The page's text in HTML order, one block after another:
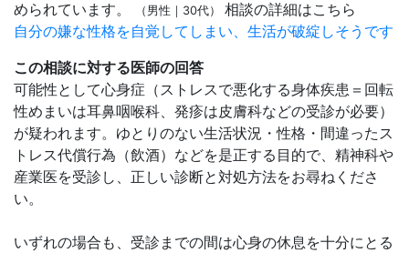
められています。
（男性｜30代） 相談の詳細はこちら
自分の嫌な性格を自覚してしまい、生活が破綻しそうです
この相談に対する医師の回答
可能性として心身症（ストレスで悪化する身体疾患＝回転
性めまいは耳鼻咽喉科、発疹は皮膚科などの受診が必要）
が疑われます。ゆとりのない生活状況・性格・間違ったス
トレス代償行為（飲酒）などを是正する目的で、精神科や
産業医を受診し、正しい診断と対処方法をお尋ねくださ
い。
いずれの場合も、受診までの間は心身の休息を十分にとる